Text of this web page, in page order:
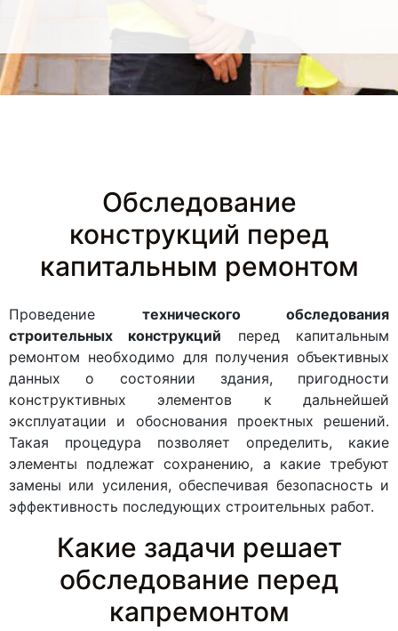
Обследование
конструкций перед
капитальным ремонтом
Проведение технического обследования
строительных конструкций перед капитальным
ремонтом необходимо для получения объективных
данных о состоянии здания, пригодности
конструктивных элементов к дальнейшей
эксплуатации и обоснования проектных решений.
Такая процедура позволяет определить, какие
элементы подлежат сохранению, а какие требуют
замены или усиления, обеспечивая безопасность и
эффективность последующих строительных работ.
Какие задачи решает
обследование перед
капремонтом